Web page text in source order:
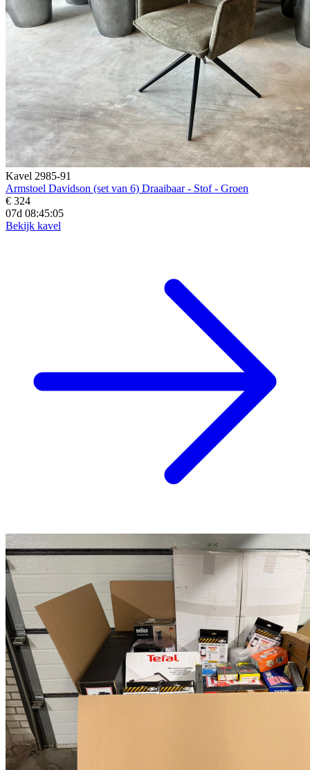
Kavel 2985-91
Armstoel Davidson (set van 6) Draaibaar - Stof - Groen
€ 324
07d 08:45:04
Bekijk kavel